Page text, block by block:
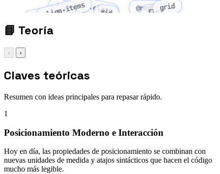
flex-wrap
align-items
justify-content
.class
#id
@mediaflexgrid
📘 Teoría
‹ ›
Claves teóricas
Resumen con ideas principales para repasar rápido.
1
Posicionamiento Moderno e Interacción
Hoy en día, las propiedades de posicionamiento se combinan con
nuevas unidades de medida y atajos sintácticos que hacen el código
mucho más legible.